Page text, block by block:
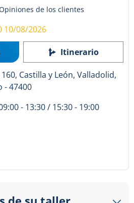
de los clientes
10/08/2026
Itinerario
Castilla y León, Valladolid,
- 47400
- 13:30 / 15:30 - 19:00